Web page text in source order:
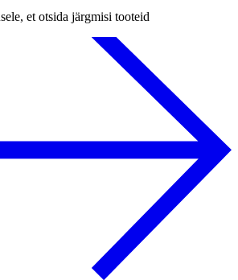
et otsida järgmisi tooteid